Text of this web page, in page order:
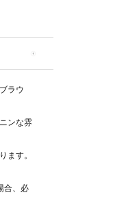
ラウ
ンな雰
ます。
合、必